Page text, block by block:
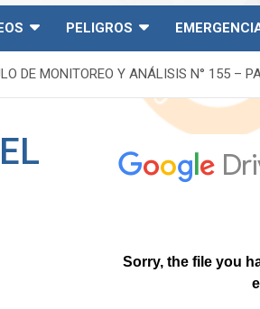
PELIGROS
DE MONITOREO Y ANÁLISIS N° 155 –